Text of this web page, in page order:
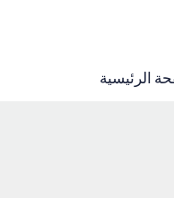
الرئيسية